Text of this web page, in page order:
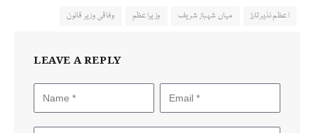
اعظم نذیر تارڑ میاں شہباز شریف وزیراعظم وفاقی وزیر قانون
LEAVE A REPLY